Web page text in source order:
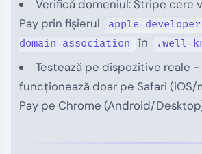
Verifică domeniul: Stripe cere
Pay prin fișierul
apple-
domain-association
în .well-
Testează pe dispozitive reale -
funcționează doar pe Safari (iOS/
Pay pe Chrome (Android/